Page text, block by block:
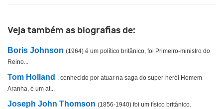
Veja também as biografias de:
Boris Johnson (1964) é um político britânico, foi Primeiro-ministro do
Reino...
Tom Holland , conhecido por atuar na saga do super-herói Homem
Aranha, é um at...
Joseph John Thomson (1856-1940) foi um físico britânico.